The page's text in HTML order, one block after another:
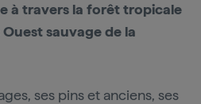
à travers la forêt tropicale
sauvage de la
ses pins et anciens, ses